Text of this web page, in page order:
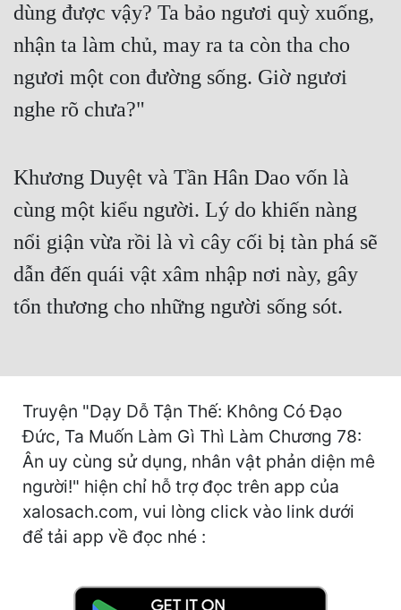
Dị Năng
Gia Đấu
Góc Nhìn Nam
Góc Nhìn Nữ
Hài Hước
Hệ Thống
Khoa Huyễn Không Gian
Kinh Dị
Kiếm Hiệp
Kỳ Huyễn
dùng được vậy? Ta bảo ngươi quỳ xuống,
nhận ta làm chủ, may ra ta còn tha cho
ngươi một con đường sống. Giờ ngươi
nghe rõ chưa?"
Khương Duyệt và Tần Hân Dao vốn là
cùng một kiểu người. Lý do khiến nàng
nổi giận vừa rồi là vì cây cối bị tàn phá sẽ
dẫn đến quái vật xâm nhập nơi này, gây
tổn thương cho những người sống sót.
Truyện "Dạy Dỗ Tận Thế: Không Có Đạo
Đức, Ta Muốn Làm Gì Thì Làm Chương 78:
Ân uy cùng sử dụng, nhân vật phản diện mê
người!" hiện chỉ hỗ trợ đọc trên app của
xalosach.com, vui lòng click vào link dưới
để tải app về đọc nhé :